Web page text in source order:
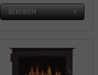
BEKIJKEN